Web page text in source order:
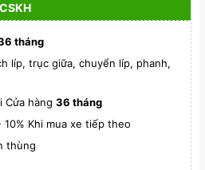
tháng
líp, trục giữa, chuyển líp, phanh,
Cửa hàng 36 tháng
Khi mua xe tiếp theo
thùng